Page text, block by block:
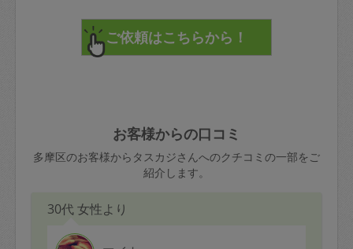
直前キャンセル料：
72時間前〜24時間前＝依頼料金の50%
依頼者不在による当日キャンセル＝依頼
金額の100%＋交通費全額
合、水曜日午前9時以降はキャンセル料が
発生
みてください。
その後、一番気に入ったタスカジさんに
てください。
不在時に部屋に入るためにタスカジさん
きた場合は損害保険の対象外となるので
ご注意ください。
で、必ず鍵のかかるロッカーや金庫に入
れて依頼者の責任の元管理するよう心掛
けてください。
あわせてこちらも参照ください ： 初めて
利用します。注意しなくてはいけない点
はありますか？
お客様からの口コミ
多摩区のお客様からタスカジさんへのクチコミの一部をご
紹介します。
30代 女性より